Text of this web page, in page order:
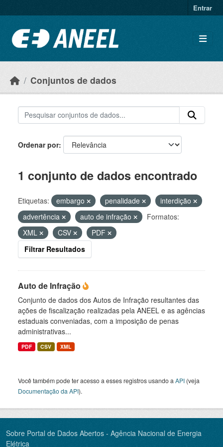
Entrar
Conjuntos de dados
Ordenar por
1 conjunto de dados encontrado
Etiquetas: embargo penalidade
interdição
advertência
auto de infração
Formatos:
XML
CSV
PDF
Filtrar Resultados
Auto de Infração
Conjunto de dados dos Autos de Infração resultantes das
ações de fiscalização realizadas pela ANEEL e as agências
estaduais conveniadas, com a imposição de penas
administrativas...
PDF CSV XML
Você também pode ter acesso a esses registros usando a API (veja
Documentação da API).
Sobre Portal de Dados Abertos - Agência Nacional de Energia
Elétrica